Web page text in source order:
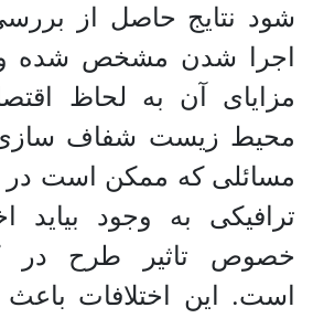
شود نتایج حاصل از
اجرا شدن مشخص شده
مزایای آن به لحاظ
محیط زیست شفاف
مسائلی که ممکن است در
ترافیکی به وجود بیاید
خصوص تاثیر طرح در
است. این اختلافات